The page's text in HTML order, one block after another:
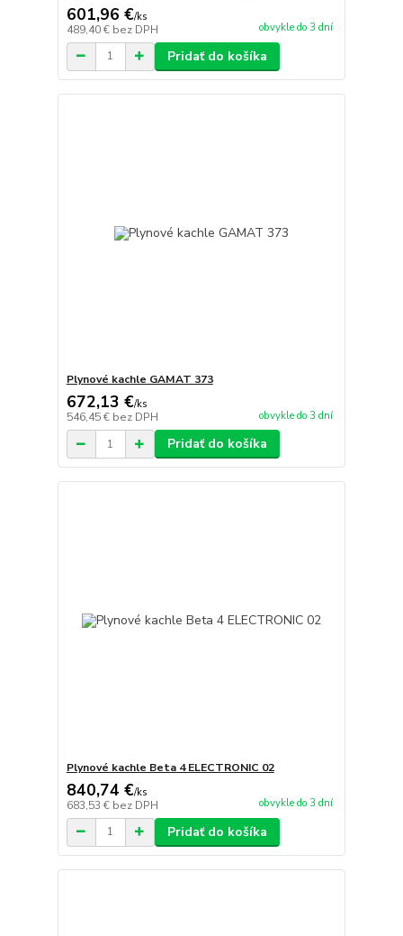
601,96 €/ks
489,40 € bez DPH obvykle do 3 dní
Pridať do košíka
Plynové kachle GAMAT 373
672,13 €/ks
546,45 € bez DPH obvykle do 3 dní
Pridať do košíka
Plynové kachle Beta 4 ELECTRONIC 02
840,74 €/ks
683,53 € bez DPH obvykle do 3 dní
Pridať do košíka